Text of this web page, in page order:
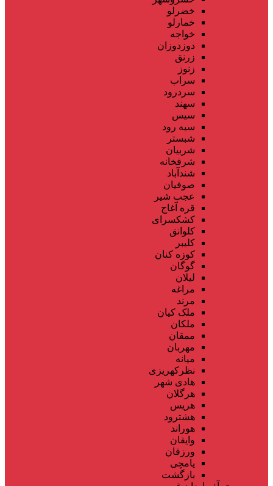
خضرلو
خمارلو
خواجه
دوزدوزان
زرنق
زنوز
سراب
سردرود
سهند
سیس
سیه رود
شبستر
شربیان
شرفخانه
شندآباد
صوفیان
عجب شیر
قره آغاج
کشکسرای
کلوانق
کلیبر
کوزه کنان
گوگان
لیلان
مراغه
مرند
ملک کیان
ملکان
ممقان
مهربان
میانه
نظرکهریزی
هادی شهر
هرگلان
هریس
هشترود
هوراند
وایقان
ورزقان
یامچی
بازگشت